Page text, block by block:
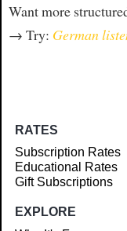
Want more
→ Try: German
RATES
Subscription Rates
Educational Rates
Gift Subscriptions
EXPLORE